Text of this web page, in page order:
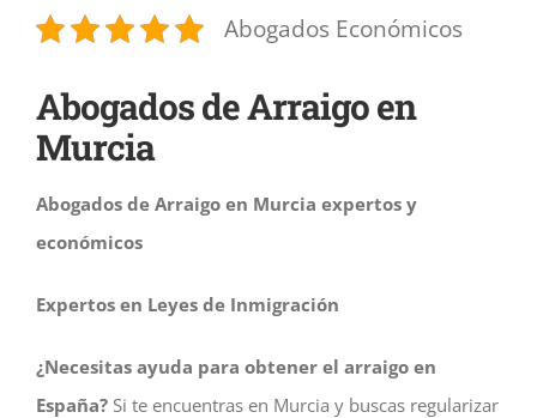
Abogados Económicos
Abogados de Arraigo en
Murcia
Abogados de Arraigo en Murcia expertos y
económicos
Expertos en Leyes de Inmigración
¿Necesitas ayuda para obtener el arraigo en
España? Si te encuentras en Murcia y buscas regularizar